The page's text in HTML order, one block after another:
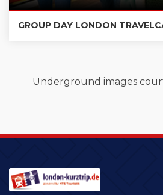
GROUP DAY LONDON
Underground images